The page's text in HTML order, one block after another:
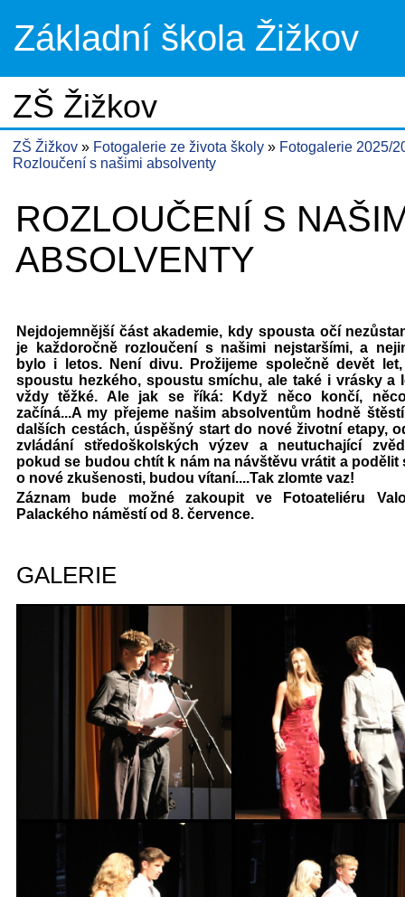
Základní škola Žižkov
ZŠ Žižkov
ZŠ Žižkov Fotogalerie ze života školy
Fotogalerie 2025/
Rozloučení s našimi absolventy
ROZLOUČENÍ S
ABSOLVENTY
Nejdojemnější část akademie, kdy spousta očí
je každoročně rozloučení s našimi nejstaršími, a
bylo i letos. Není divu. Prožijeme společně devět let,
spoustu hezkého, spoustu smíchu, ale také i vrásky a
vždy těžké. Ale jak se říká: Když něco končí,
začíná...A my přejeme našim absolventům hodně
dalších cestách, úspěšný start do nové životní etapy,
zvládání středoškolských výzev a neutuchající
pokud se budou chtít k nám na návštěvu vrátit a podělit
o nové zkušenosti, budou vítaní....Tak zlomte vaz!
Záznam bude možné zakoupit ve Fotoateliéru
Palackého náměstí od 8. července.
GALERIE